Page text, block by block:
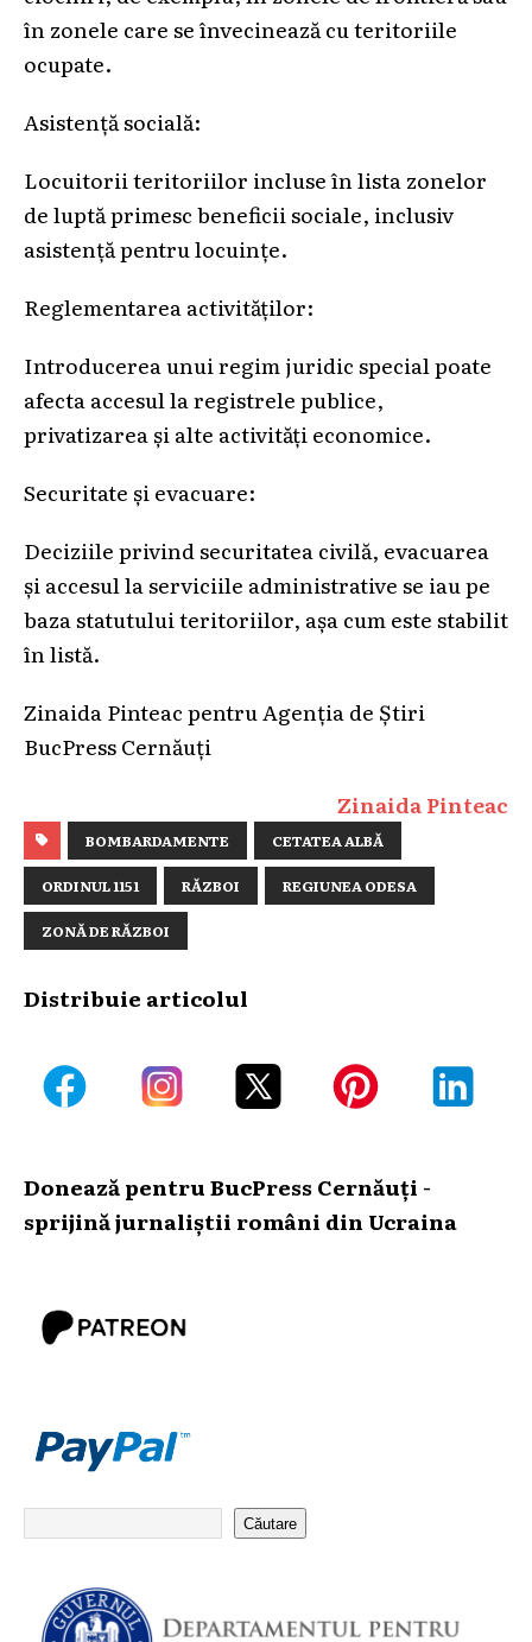
în zonele care se învecinează cu teritoriile
ocupate.
Asistență socială:
Locuitorii teritoriilor incluse în lista zonelor
de luptă primesc beneficii sociale, inclusiv
asistență pentru locuințe.
Reglementarea activităților:
Introducerea unui regim juridic special poate
afecta accesul la registrele publice,
privatizarea și alte activități economice.
Securitate și evacuare:
Deciziile privind securitatea civilă, evacuarea
și accesul la serviciile administrative se iau pe
baza statutului teritoriilor, așa cum este stabilit
în listă.
Zinaida Pinteac pentru Agenția de Știri
BucPress Cernăuți
Zinaida Pinteac
BOMBARDAMENTE CETATEA ALBĂ
ORDINUL 1151 RĂZBOI REGIUNEA ODESA
ZONĂ DE RĂZBOI
Distribuie articolul
Donează pentru BucPress Cernăuți -
sprijină jurnaliștii români din Ucraina
Căutare